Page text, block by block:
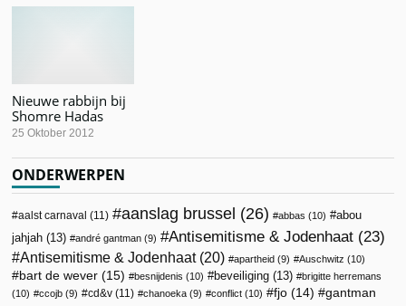
Nieuwe rabbijn bij
Shomre Hadas
25 Oktober 2012
ONDERWERPEN
aalst carnaval (11) aanslag brussel (26) abbas (10)
abou
jahjah (13) andré gantman (9) Antisemitisme & Jodenhaat (23)
Antisemitisme & Jodenhaat(20) apartheid (9) Auschwitz (10)
bart de wever (15) besnijdenis (10) beveiliging (13)
brigitte herremans
(10)
ccojb (9) cd&v (11) chanoeka (9) conflict (10) fjo (14) gantman